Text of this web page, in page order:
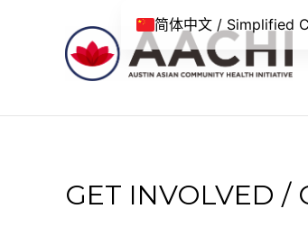
GET INVOLVED /
简体中文 / Simplified